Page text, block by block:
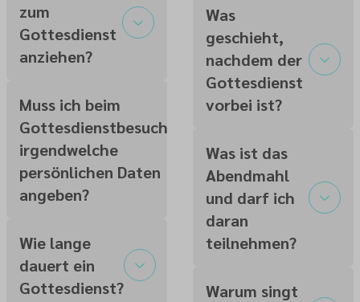
zum
Gottesdienst
anziehen?
Muss ich beim
Gottesdienstbesuch
irgendwelche
persönlichen Daten
angeben?
Wie lange
dauert ein
Gottesdienst?
Was
geschieht,
nachdem der
Gottesdienst
vorbei ist?
Was ist das
Abendmahl
und darf ich
daran
teilnehmen?
Warum singt